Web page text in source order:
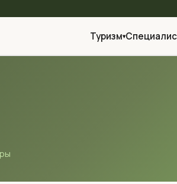
Туризм▾